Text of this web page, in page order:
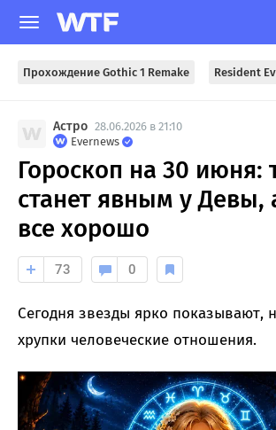
Прохождение Gothic 1 Remake Resident
Астро 28.06.2026 в 21:10
Evernews
Гороскоп на 30 июня:
станет явным у Девы,
все хорошо
73 0
Сегодня звезды ярко показывают,
хрупки человеческие отношения.